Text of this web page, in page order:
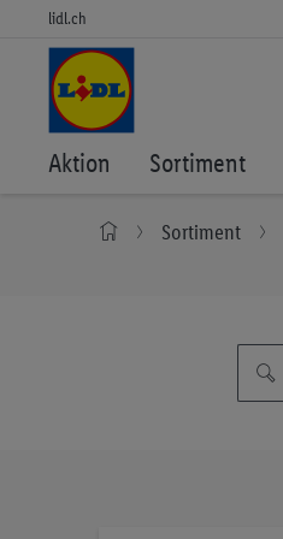
lidl.ch
Aktion Sortiment
Sortiment